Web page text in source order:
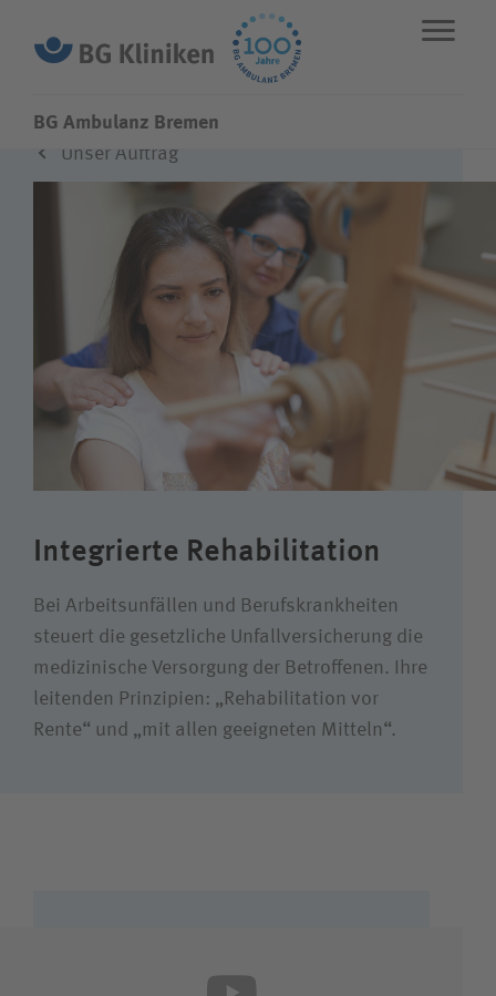
STANDORTE ENGLISHNOTFALL
Leistungen
Über uns
Karriere
Suchwert
BG Ambulanz Bremen
Unser Auftrag
Integrierte Rehabilitation
Bei Arbeits­unfällen und Berufs­krankheiten
steuert die gesetzliche Unfall­versicherung die
medizinische Versorgung der Betroffenen. Ihre
leitenden Prinzipien: „Rehabilitation vor
Rente“ und „mit allen geeigneten Mitteln“.